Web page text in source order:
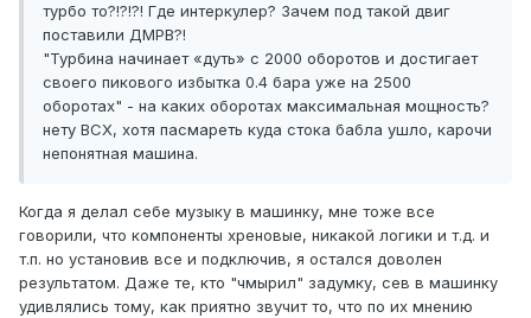
турбо то?!?!?! Где интеркулер? Зачем под такой двиг
поставили ДМРВ?!
"Турбина начинает «дуть» с 2000 оборотов и достигает
своего пикового избытка 0.4 бара уже на 2500
оборотах" - на каких оборотах максимальная мощность?
нету ВСХ, хотя пасмареть куда стока бабла ушло, карочи
непонятная машина.
Когда я делал себе музыку в машинку, мне тоже все
говорили, что компоненты хреновые, никакой логики и т.д. и
т.п. но установив все и подключив, я остался доволен
результатом. Даже те, кто "чмырил" задумку, сев в машинку
удивлялись тому, как приятно звучит то, что по их мнению